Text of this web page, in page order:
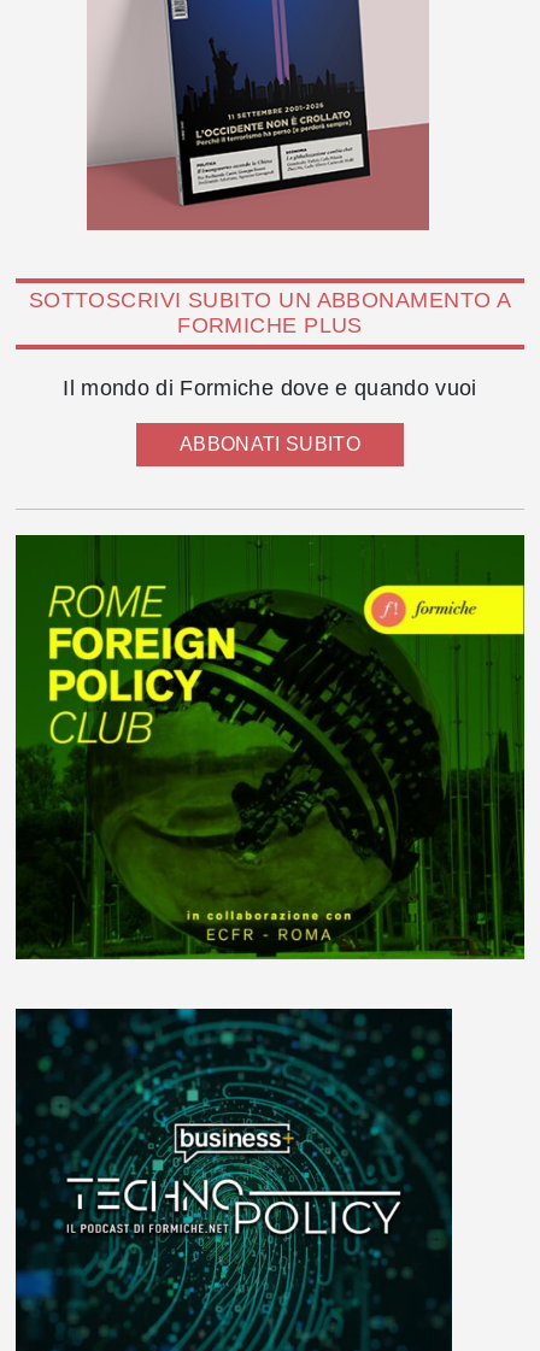
SOTTOSCRIVI SUBITO UN ABBONAMENTO A
FORMICHE PLUS
Il mondo di Formiche dove e quando vuoi
ABBONATI SUBITO